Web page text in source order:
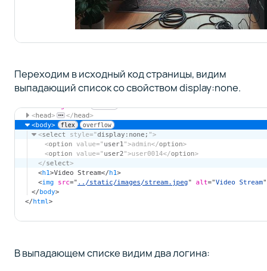
Переходим в исходный код страницы, видим
выпадающий список со свойством display:none.
В выпадающем списке видим два логина: